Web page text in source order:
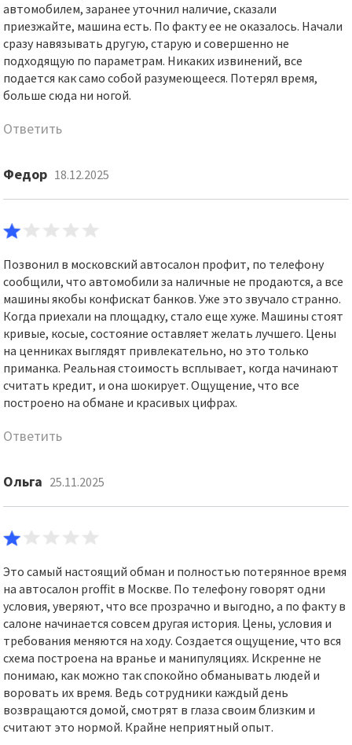
автомобилем, заранее уточнил наличие, сказали
приезжайте, машина есть. По факту ее не оказалось. Начали
сразу навязывать другую, старую и совершенно не
подходящую по параметрам. Никаких извинений, все
подается как само собой разумеющееся. Потерял время,
больше сюда ни ногой.
Ответить
Федор 18.12.2025
Позвонил в московский автосалон профит, по телефону
сообщили, что автомобили за наличные не продаются, а все
машины якобы конфискат банков. Уже это звучало странно.
Когда приехали на площадку, стало еще хуже. Машины стоят
кривые, косые, состояние оставляет желать лучшего. Цены
на ценниках выглядят привлекательно, но это только
приманка. Реальная стоимость всплывает, когда начинают
считать кредит, и она шокирует. Ощущение, что все
построено на обмане и красивых цифрах.
Ответить
Ольга 25.11.2025
Это самый настоящий обман и полностью потерянное время
на автосалон proffit в Москве. По телефону говорят одни
условия, уверяют, что все прозрачно и выгодно, а по факту в
салоне начинается совсем другая история. Цены, условия и
требования меняются на ходу. Создается ощущение, что вся
схема построена на вранье и манипуляциях. Искренне не
понимаю, как можно так спокойно обманывать людей и
воровать их время. Ведь сотрудники каждый день
возвращаются домой, смотрят в глаза своим близким и
считают это нормой. Крайне неприятный опыт.